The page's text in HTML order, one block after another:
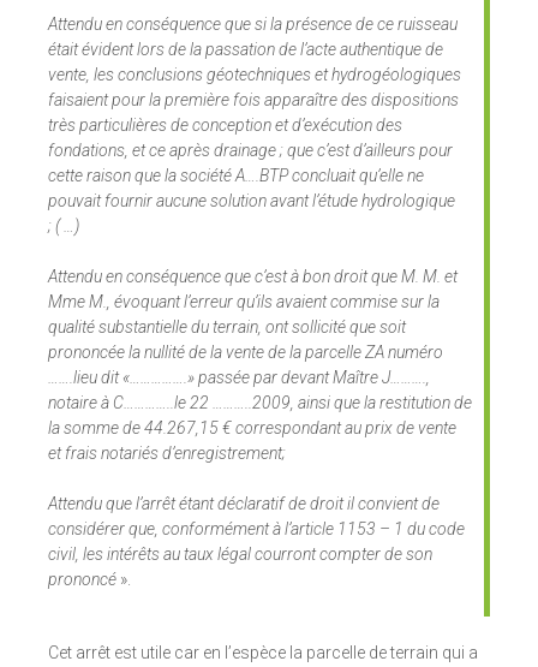
Attendu en conséquence que si la présence de ce ruisseau
était évident lors de la passation de l’acte authentique de
vente, les conclusions géotechniques et hydrogéologiques
faisaient pour la première fois apparaître des dispositions
très particulières de conception et d’exécution des
fondations, et ce après drainage ; que c’est d’ailleurs pour
cette raison que la société A….BTP concluait qu’elle ne
pouvait fournir aucune solution avant l’étude hydrologique
; ( …)
Attendu en conséquence que c’est à bon droit que M. M. et
Mme M., évoquant l’erreurqu’ils avaient commise sur la
qualité substantielle du terrain, ont sollicité que soit
prononcée la nullité de la vente de la parcelle ZA numéro
…….lieu dit «…………….» passée par devant Maître J……….,
notaire à C…………..le 22 ………..2009, ainsi que la restitution de
la somme de 44.267,15 € correspondant au prix de vente
et frais notariés d’enregistrement;
Attendu que l’arrêt étant déclaratif de droit il convient de
considérer que, conformément à l’article 1153 – 1 du code
civil, les intérêts au taux légal courront compter de son
prononcé ».
Cet arrêt est utile car en l’espèce la parcelle de terrain qui a